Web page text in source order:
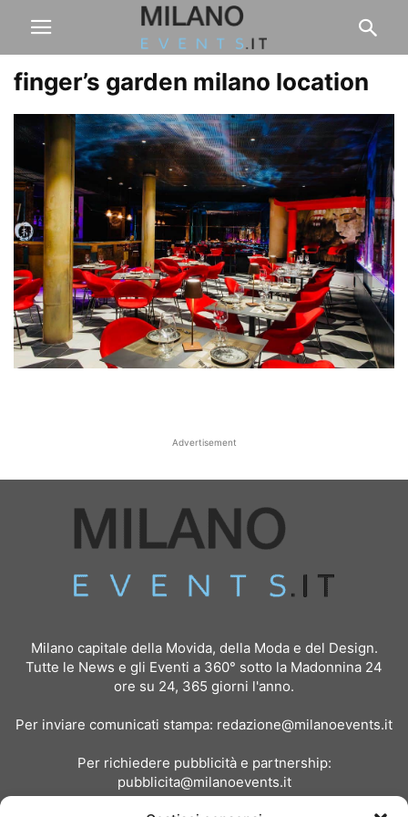
finger’s garden milano location
Advertisement
Milano capitale della Movida, della Moda e del Design.
Tutte le News e gli Eventi a 360° sotto la Madonnina 24
ore su 24, 365 giorni l'anno.
Per inviare comunicati stampa: redazione@milanoevents.it
Per richiedere pubblicità e partnership:
pubblicita@milanoevents.it